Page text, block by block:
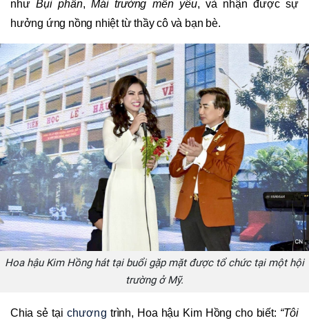
nhưBụi phấn,Mái trường mến yêu, và nhận được sự
hưởng ứng nồng nhiệt từ thầy cô và bạn bè.
Hoa hậu Kim Hồng hát tại buổi gặp mặt được tổ chức tại một hội
trường ở Mỹ.
Chia sẻ tại chương trình, Hoa hậu Kim Hồng cho biết: “Tôi